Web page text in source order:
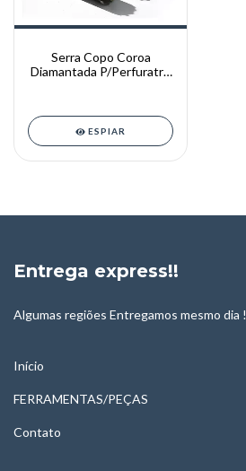
Serra Copo Coroa
Diamantada P/Perfuratriz
M22 )
ESPIAR
Entrega express!!
Algumas regiões Entregamos mesmo dia !
Início
FERRAMENTAS/PEÇAS
Contato